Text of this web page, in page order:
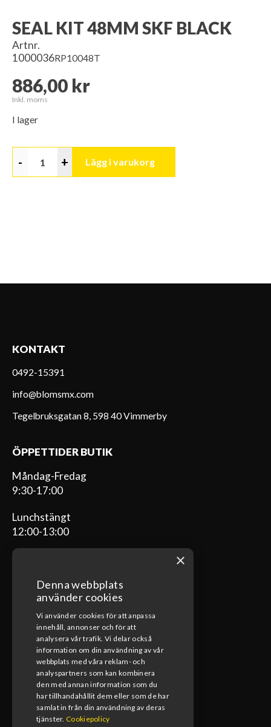
SEAL KIT 48MM SKF BLACK
Artnr.
1000036RP10048T
886,00 kr
Inkl. moms
I lager
- + Lägg i varukorg
KONTAKT
0492-15391
info@blomsmx.com
Tegelbruksgatan 8, 598 40 Vimmerby
ÖPPETTIDER BUTIK
Måndag-Fredag
9:30-17:00
Lunchstängt
12:00-13:00
ÖPPETTIDER VERKSTAD
Måndag-Fredag
08:00-17:00
Lunchstängt
12:00-13:00
×
Denna webbplats
använder cookies
Vi använder cookies för att anpassa
innehåll, annonser och för att
analysera vår trafik. Vi delar också
information om din användning av vår
webbplats med våra reklam- och
analyspartners som kan kombinera
den med annan information som du
har tillhandahållit dem eller som de har
samlat in från din användning av deras
tjänster. Cookiepolicy